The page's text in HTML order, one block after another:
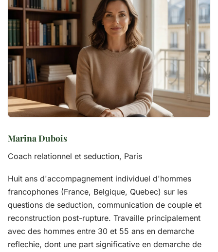
Marina Dubois
Coach relationnel et seduction, Paris
Huit ans d'accompagnement individuel d'hommes
francophones (France, Belgique, Quebec) sur les
questions de seduction, communication de couple et
reconstruction post-rupture. Travaille principalement
avec des hommes entre 30 et 55 ans en demarche
reflechie, dont une part significative en demarche de